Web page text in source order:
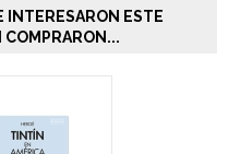
INTERESARON ESTE